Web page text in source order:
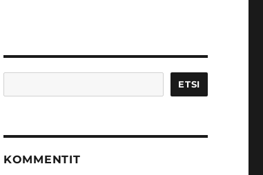
ETSI
KOMMENTIT